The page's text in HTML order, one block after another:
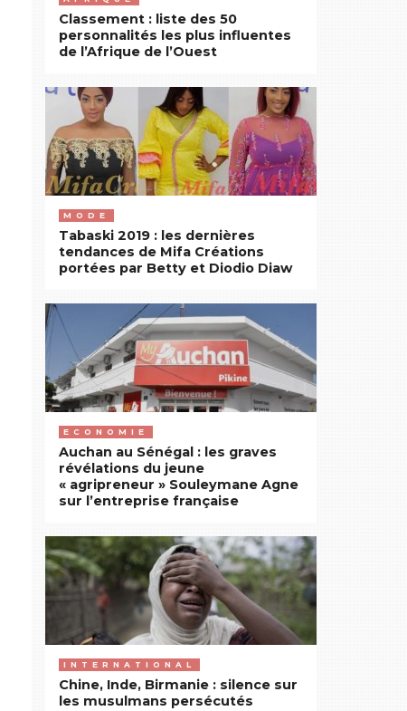
Classement : liste des 50
personnalités les plus influentes
de l’Afrique de l’Ouest
MODE
Tabaski 2019 : les dernières
tendances de Mifa Créations
portées par Betty et Diodio Diaw
ECONOMIE
Auchan au Sénégal : les graves
révélations du jeune
« agripreneur » Souleymane Agne
sur l’entreprise française
INTERNATIONAL
Chine, Inde, Birmanie : silence sur
les musulmans persécutés